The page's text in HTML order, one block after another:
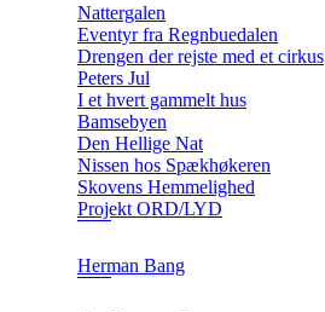
Nattergalen
Eventyr fra Regnbuedalen
Drengen der rejste med et cirkus
Peters Jul
I et hvert gammelt hus
Bamsebyen
Den Hellige Nat
Nissen hos Spækhøkeren
Skovens Hemmelighed
Projekt ORD/LYD
Herman Bang